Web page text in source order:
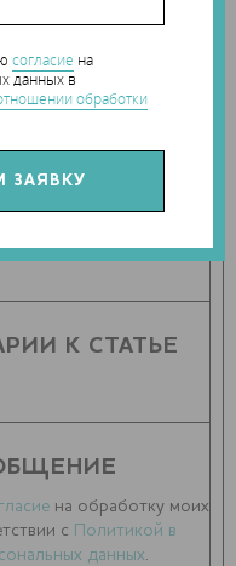
согласие на
данных в
обработки
К СТАТЬЕ
на обработку моих
с
Политикой в
данных.